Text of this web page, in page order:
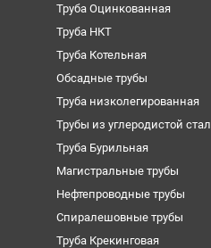
Труба Оцинкованная
Труба НКТ
Труба Котельная
Обсадные трубы
Труба низколегированная
Трубы из углеродистой
Труба Бурильная
Магистральные трубы
Нефтепроводные трубы
Спиралешовные трубы
Труба Крекинговая